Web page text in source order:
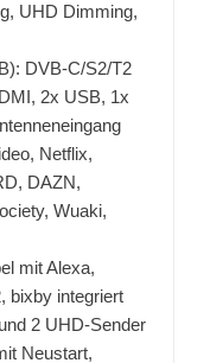
UHD Dimming,
DVB-C/S2/T2
2x USB, 1x
Netflix,
DAZN,
Wuaki,
mit Alexa,
bixby integriert
2 UHD-Sender
Neustart,